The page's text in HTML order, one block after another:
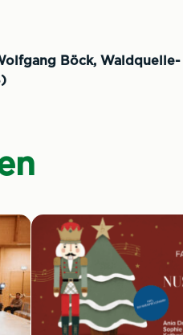
Böck, Waldquelle-